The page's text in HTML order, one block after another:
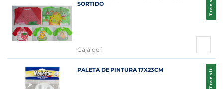
Transit
SORTIDO
Caja de 1
Transit
PALETA DE PINTURA 17X23CM